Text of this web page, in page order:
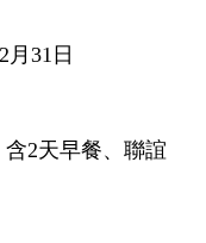
31日
2天早餐、聯誼